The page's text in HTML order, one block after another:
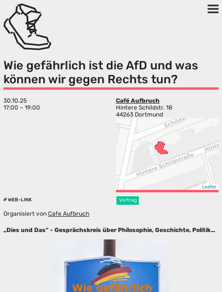
Wie gefährlich ist die AfD und was
können wir gegen Rechts tun?
30.10.25
17:00 – 19:00
Café Aufbruch
Hintere Schildstr. 18
44263 Dortmund
Leaflet
WEB-LINK Vortrag
Organisiert vonCafe Aufbruch
„Dies und Das“ - Gesprächskreis über Philosophie, Geschichte, Politik...